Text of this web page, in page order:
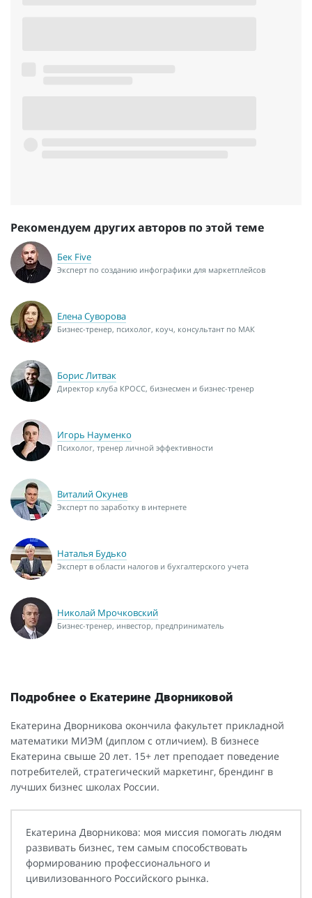
Рекомендуем других авторов по этой теме
Бек Five
Эксперт по созданию инфографики для маркетплейсов
Елена Суворова
Бизнес-тренер, психолог, коуч, консультант по МАК
Борис Литвак
Директор клуба КРОСС, бизнесмен и бизнес-тренер
Игорь Науменко
Психолог, тренер личной эффективности
Виталий Окунев
Эксперт по заработку в интернете
Наталья Будько
Эксперт в области налогов и бухгалтерского учета
Николай Мрочковский
Бизнес-тренер, инвестор, предприниматель
Подробнее о Екатерине Дворниковой
Екатерина Дворникова окончила факультет прикладной
математики МИЭМ (диплом с отличием). В бизнесе
Екатерина свыше 20 лет. 15+ лет преподает поведение
потребителей, стратегический маркетинг, брендинг в
лучших бизнес школах России.
Екатерина Дворникова: моя миссия помогать людям
развивать бизнес, тем самым способствовать
формированию профессионального и
цивилизованного Российского рынка.